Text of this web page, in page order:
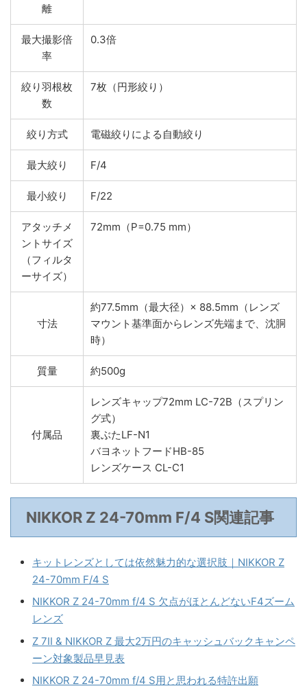
離
最大撮影倍
率
0.3倍
絞り羽根枚
数
7枚（円形絞り）
絞り方式 電磁絞りによる自動絞り
最大絞り F/4
最小絞り F/22
アタッチメ
ントサイズ
（フィルタ
ーサイズ）
72mm（P=0.75 mm）
寸法
約77.5mm（最大径）× 88.5mm（レンズ
マウント基準面からレンズ先端まで、沈胴
時）
質量 約500g
付属品
レンズキャップ72mm LC-72B（スプリン
グ式）
裏ぶたLF-N1
バヨネットフードHB-85
レンズケース CL-C1
NIKKOR Z 24-70mm F/4 S関連記事
キットレンズとしては依然魅力的な選択肢｜NIKKOR Z
24-70mm F/4 S
NIKKOR Z 24-70mm f/4 S 欠点がほとんどないF4ズーム
レンズ
Z 7II & NIKKOR Z 最大2万円のキャッシュバックキャンペ
ーン対象製品早見表
NIKKOR Z 24-70mm f/4 S用と思われる特許出願